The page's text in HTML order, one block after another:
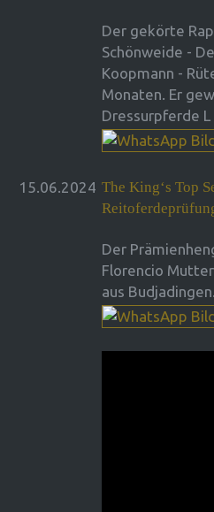
Der gekörte
Schönweide -
Koopmann -
Monaten. Er
Dressurpferde
15.06.2024 The King‘s Top
Der
Florencio
aus Budjadingen.